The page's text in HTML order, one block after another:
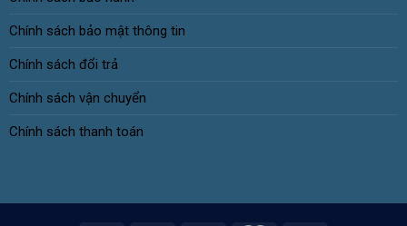
Chính sách bảo mật thông tin
Chính sách đổi trả
Chính sách vận chuyển
Chính sách thanh toán